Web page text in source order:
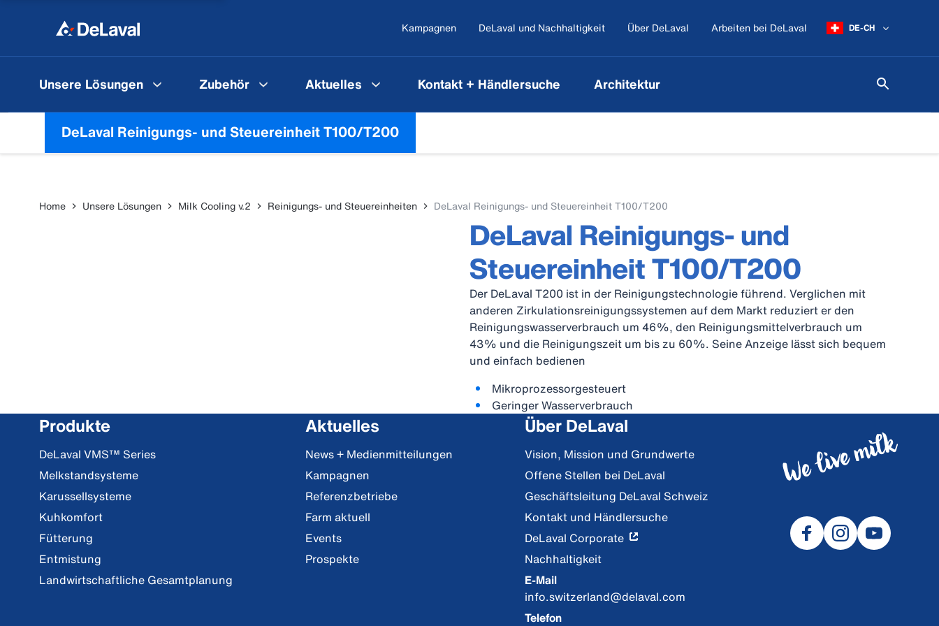
Kampagnen DeLaval und Nachhaltigkeit Über DeLaval Arbeiten bei DeLaval DE-CH
Unsere Lösungen Zubehör Aktuelles Kontakt + Händlersuche Architektur
DeLaval Reinigungs- und Steuereinheit T100/T200
Home Unsere Lösungen Milk Cooling v.2 Reinigungs- und Steuereinheiten DeLaval Reinigungs- und Steuereinheit T100/T200
DeLaval Reinigungs- und
Steuereinheit T100/T200
Der DeLaval T200 ist in der Reinigungstechnologie führend. Verglichen mit
anderen Zirkulationsreinigungssystemen auf dem Markt reduziert er den
Reinigungswasserverbrauch um 46%, den Reinigungsmittelverbrauch um
43% und die Reinigungszeit um bis zu 60%. Seine Anzeige lässt sich bequem
und einfach bedienen
Mikroprozessorgesteuert
Geringer Wasserverbrauch
Produkte
DeLaval VMS™ Series
Melkstandsysteme
Karussellsysteme
Kuhkomfort
Fütterung
Entmistung
Landwirtschaftliche Gesamtplanung
Aktuelles
News + Medienmitteilungen
Kampagnen
Referenzbetriebe
Farm aktuell
Events
Prospekte
Über DeLaval
Vision, Mission und Grundwerte
Offene Stellen bei DeLaval
Geschäftsleitung DeLaval Schweiz
Kontakt und Händlersuche
DeLaval Corporate
Nachhaltigkeit
E-Mail
info.switzerland@delaval.com
Telefon